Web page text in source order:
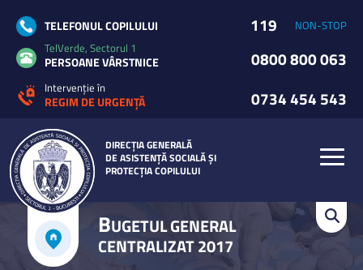
DIRECȚIA GENERALĂ
DE ASISTENȚĂ SOCIALĂ ȘI
PROTECȚIA COPILULUI
TELEFONUL COPILULUI 119
NON-STOP
TelVerde, Sectorul 1
PERSOANE VÂRSTNICE 0800 800 063
Intervenție în
REGIM DE URGENȚĂ 0734 454 543
BUGETUL GENERAL
CENTRALIZAT 2017